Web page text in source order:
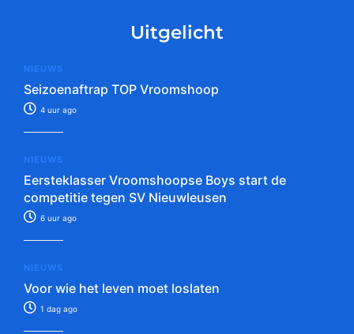
Uitgelicht
NIEUWS
Seizoenaftrap TOP Vroomshoop
4 uur ago
NIEUWS
Eersteklasser Vroomshoopse Boys start de
competitie tegen SV Nieuwleusen
6 uur ago
NIEUWS
Voor wie het leven moet loslaten
1 dag ago